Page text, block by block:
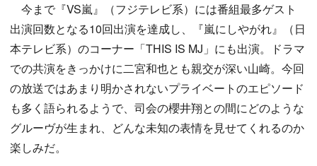
今まで『VS嵐』（フジテレビ系）には番組最多ゲスト
出演回数となる10回出演を達成し、『嵐にしやがれ』（日
本テレビ系）のコーナー「THIS IS MJ」にも出演。ドラマ
での共演をきっかけに二宮和也とも親交が深い山崎。今回
の放送ではあまり明かされないプライベートのエピソード
も多く語られるようで、司会の櫻井翔との間にどのような
グルーヴが生まれ、どんな未知の表情を見せてくれるのか
楽しみだ。